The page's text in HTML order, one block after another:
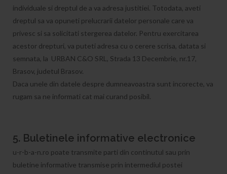
individuale si dreptul de a va adresa justitiei. Totodata, aveti
dreptul sa va opuneti prelucrarii datelor personale care va
privesc si sa solicitati stergerea datelor. Pentru exercitarea
acestor drepturi, va puteti adresa cu o cerere scrisa, datata si
semnata, la URBAN C&O SRL, Strada 13 Decembrie, nr.17,
Brasov, judetul Brasov.
Daca unele din datele despre dumneavoastra sunt incorecte, va
rugam sa ne informati cat mai curand posibil.
5. Buletinele informative electronice
u-r-b-a-n.ro poate transmite parti din continutul sau prin
buletine informative transmise prin intermediul postei